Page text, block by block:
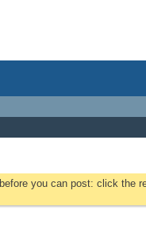
before you can post: click the